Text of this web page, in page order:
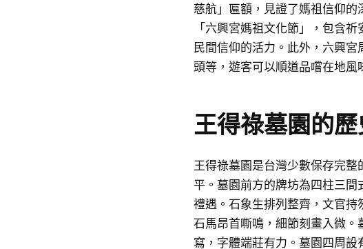
慈航」匾額，見證了媽祖信仰
「六興宮媽祖文化節」，包含
民間信仰的活力。此外，六興
頭等，遊客可以順道品嚐在地風
王得祿墓園的
王得祿墓園是台灣少數保存完
平。墓園前方的牌坊為四柱三
禮遇。石象生排列整齊，文官持
石馬昂首嘶鳴，細節刻畫入微
寫，字體端莊有力。墓園四周